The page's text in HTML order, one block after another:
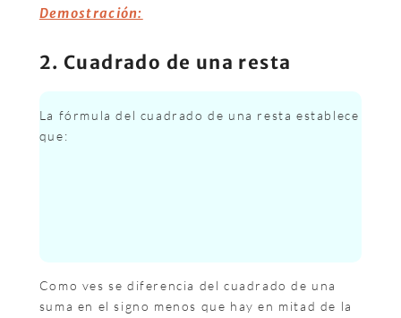
Demostración:
2. Cuadrado de una resta
La fórmula del cuadrado de una resta establece
que:
Como ves se diferencia del cuadrado de una
suma en el signo menos que hay en mitad de la